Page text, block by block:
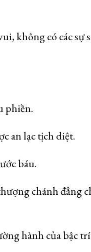
không có các sự
phiền.
an lạc tịch diệt.
báu.
chánh đẳng
hành của bậc